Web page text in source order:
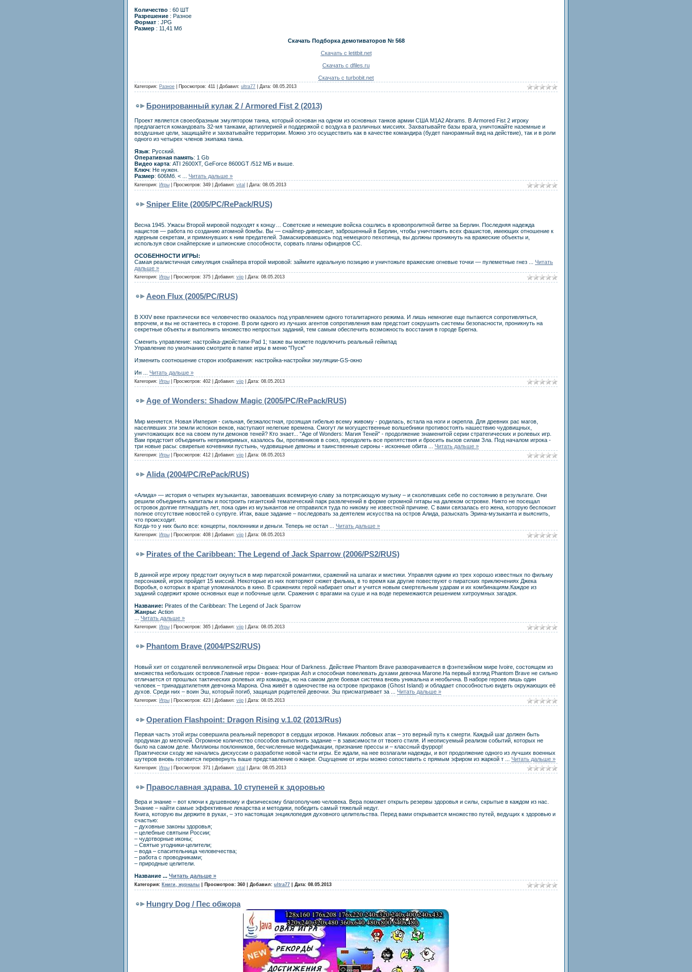
Количество : 60 ШТ
Разрешение : Разное
Формат : JPG
Размер : 11,41 Мб
Скачать Подборка демотиваторов № 568
Скачать с letitbit.net
Скачать с dfiles.ru
Скачать с turbobit.net
Категория: Разное | Просмотров: 411 | Добавил: ultra77 | Дата: 08.05.2013
Бронированный кулак 2 / Armored Fist 2 (2013)
Проект является своеобразным эмулятором танка, который основан на одном из основных танков армии США M1A2 Abrams. В Armored Fist 2 игроку
предлагается командовать 32-мя танками, артиллерией и поддержкой с воздуха в различных миссиях. Захватывайте базы врага, уничтожайте наземные и
воздушные цели, защищайте и захватывайте территории. Можно это осуществить как в качестве командира (будет панорамный вид на действие), так и в роли
одного из четырех членов экипажа танка.
Язык: Русский.
Оперативная память: 1 Gb
Видео карта: ATI 2600XT, GeForce 8600GT /512 МБ и выше.
Ключ: Не нужен.
Размер: 606Мб. < Читать дальше »
Категория: Игры | Просмотров: 349 | Добавил: vital | Дата: 08.05.2013
Sniper Elite (2005/PC/RePack/RUS)
Весна 1945. Ужасы Второй мировой подходят к концу… Советские и немецкие войска сошлись в кровопролитной битве за Берлин. Последняя надежда
нацистов — работа по созданию атомной бомбы. Вы — снайпер-диверсант, заброшенный в Берлин, чтобы уничтожить всех фашистов, имеющих отношение к
ядерным секретам, и примкнувших к ним предателей. Замаскировавшись под немецкого пехотинца, вы должны проникнуть на вражеские объекты и,
используя свои снайперские и шпионские способности, сорвать планы офицеров СС.
ОСОБЕННОСТИ ИГРЫ:
Самая реалистичная симуляция снайпера второй мировой: займите идеальную позицию и уничтожьте вражеские огневые точки — пулеметные гнез
Читать
дальше »
Категория: Игры | Просмотров: 375 | Добавил: viip | Дата: 08.05.2013
Aeon Flux (2005/PC/RUS)
В XXIV веке практически все человечество оказалось под управлением одного тоталитарного режима. И лишь немногие еще пытаются сопротивляться,
впрочем, и вы не останетесь в стороне. В роли одного из лучших агентов сопротивления вам предстоит сокрушить системы безопасности, проникнуть на
секретные объекты и выполнить множество непростых заданий, тем самым обеспечить возможность восстания в городе Брегна.
Сменить управление: настройка-джойстики-Pad 1; также вы можете подключить реальный геймпад
Управление по умолчанию смотрите в папке игры в меню "Пуск"
Изменить соотношение сторон изображения: настройка-настройки эмуляции-GS-окно
Ин
Читать дальше »
Категория: Игры | Просмотров: 402 | Добавил: viip | Дата: 08.05.2013
Age of Wonders: Shadow Magic (2005/PC/RePack/RUS)
Мир меняется. Новая Империя - сильная, безжалостная, грозящая гибелью всему живому - родилась, встала на ноги и окрепла. Для древних рас магов,
населявших эти земли испокон веков, наступают нелегкие времена. Смогут ли могущественные волшебники противостоять нашествию чудовищных,
уничтожающих все на своем пути демонов теней? Кто знает... "Age of Wonders: Магия Теней" - продолжение знаменитой серии стратегических и ролевых игр.
Вам предстоит объединить непримиримых, казалось бы, противников в союз, преодолеть все препятствия и бросить вызов силам Зла. Под началом игрока -
три новые расы: свирепые кочевники пустынь, чудовищные демоны и таинственные сироны - исконные обита
Читать дальше »
Категория: Игры | Просмотров: 412 | Добавил: viip | Дата: 08.05.2013
Alida (2004/PC/RePack/RUS)
«Алида» — история о четырех музыкантах, завоевавших всемирную славу за потрясающую музыку – и сколотивших себе по состоянию в результате. Они
решили объединить капиталы и построить гигантский тематический парк развлечений в форме огромной гитары на далеком островке. Никто не посещал
островок долгие пятнадцать лет, пока один из музыкантов не отправился туда по никому не известной причине. С вами связалась его жена, которую беспокоит
полное отсутствие новостей о супруге. Итак, ваше задание – последовать за деятелем искусства на остров Алида, разыскать Эрина-музыканта и выяснить,
что происходит.
Когда-то у них было все: концерты, поклонники и деньги. Теперь не остал
Читать дальше »
Категория: Игры | Просмотров: 408 | Добавил: viip | Дата: 08.05.2013
Pirates of the Caribbean: The Legend of Jack Sparrow (2006/PS2/RUS)
В данной игре игроку предстоит окунуться в мир пиратской романтики, сражений на шпагах и мистики. Управляя одним из трех хорошо известных по фильму
персонажей, игрок пройдет 15 миссий. Некоторые из них повторяют сюжет фильма, в то время как другие повествуют о пиратских приключениях Джека
Воробья, о которых в кратце упоминалось в кино. В сражениях герой набирает опыт и учится новым смертельным ударам и их комбинациям.Каждое из
заданий содержит кроме основных еще и побочные цели. Сражения с врагами на суше и на воде перемежаются решением хитроумных загадок.
Название: Pirates of the Caribbean: The Legend of Jack Sparrow
Жанры: Action
Читать дальше »
Категория: Игры | Просмотров: 365 | Добавил: viip | Дата: 08.05.2013
Phantom Brave (2004/PS2/RUS)
Новый хит от создателей велликолепной игры Disgaea: Hour of Darkness. Действие Phantom Brave разворачивается в фэнтезийном мире Ivoire, состоящем из
множества небольших островов.Главные герои - воин-призрак Ash и способная повелевать духами девочка Marone.На первый взгляд Phantom Brave не сильно
отличается от прошлых тактических ролевых игр команды, но на самом деле боевая система вновь уникальна и необычна. В наборе героев лишь один
человек – тринадцатилетняя девчонка Марона. Она живёт в одиночестве на острове призраков (Ghost Island) и обладает способностью видеть окружающих её
духов. Среди них – воин Эш, который погиб, защищая родителей девочки. Эш присматривает за
Читать дальше »
Категория: Игры | Просмотров: 423 | Добавил: viip | Дата: 08.05.2013
Operation Flashpoint: Dragon Rising v.1.02 (2013/Rus)
Первая часть этой игры совершила реальный переворот в сердцах игроков. Никаких лобовых атак – это верный путь к смерти. Каждый шаг должен быть
продуман до мелочей. Огромное количество способов выполнить задание – в зависимости от твоего стиля. И неописуемый реализм событий, которых не
было на самом деле. Миллионы поклонников, бесчисленные модификации, признание прессы и – классный фуррор!
Практически сходу же начались дискуссии о разработке новой части игры. Ее ждали, на нее возлагали надежды, и вот продолжение одного из лучших военных
шутеров вновь готовится перевернуть ваше представление о жанре. Ощущение от игры можно сопоставить с прямым эфиром из жаркой т
Читать дальше »
Категория: Игры | Просмотров: 371 | Добавил: vital | Дата: 08.05.2013
Православная здрава. 10 ступеней к здоровью
Вера и знание – вот ключи к душевному и физическому благополучию человека. Вера поможет открыть резервы здоровья и силы, скрытые в каждом из нас.
Знание – найти самые эффективные лекарства и методики, победить самый тяжелый недуг.
Книга, которую вы держите в руках, – это настоящая энциклопедия духовного целительства. Перед вами открывается множество путей, ведущих к здоровью и
счастью:
– духовные законы здоровья;
– целебные святыни России;
– чудотворные иконы;
– Cвятые угодники-целители;
– вода – спасительница человечества;
– работа с проводниками;
– природные целители.
Название ... Читать дальше »
Категория: Книги, журналы | Просмотров: 360 | Добавил: ultra77 | Дата: 08.05.2013
Hungry Dog / Пес обжора